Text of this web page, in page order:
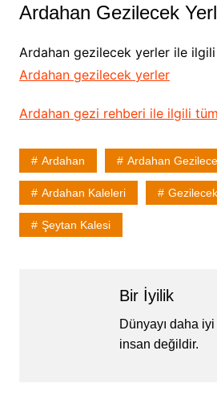
Ardahan Gezilecek
Ardahan gezilecek yerler ile
Ardahan gezilecek yerler
Ardahan gezi rehberi ile ilgili
Ardahan Ardahan
Ardahan Kaleleri
Şeytan Kalesi
Bir İyilik
Dünyayı daha
insan değildir.